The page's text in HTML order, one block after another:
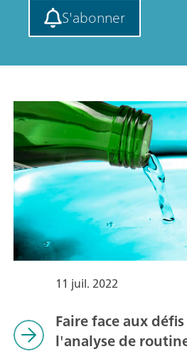
S'abonner
11 juil. 2022
Faire face aux
l'analyse de